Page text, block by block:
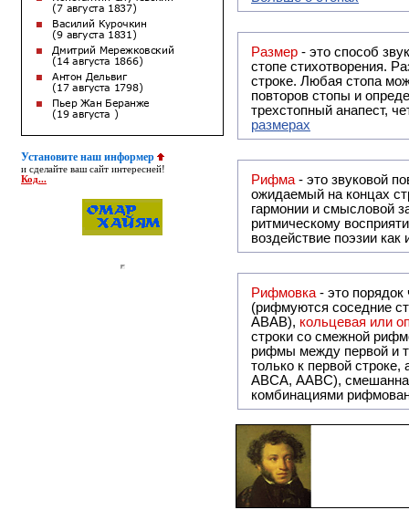
Установите наш информер
и сделайте ваш сайт интересней!
Код...
Размер - это способ
стопе стихотворения.
строке. Любая стопа
повторов стопы и
трехстопный анапест,
размерах
Рифма - это звуковой повтор, традиционно используемый в поэзии и, как
ожидаемый на концах
гармонии и смысловой
ритмическому
воздействие поэзии
Рифмовка - это
(рифмуются соседние
ABAB), кольцевая или
строки со смежной
рифмы между первой и
только к первой
ABCA, AABC), смешанная или вольная рифмовка (рифмовка в сложных строфах с различными
комбинациями